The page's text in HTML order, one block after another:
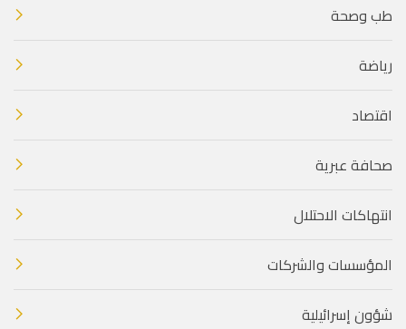
طب وصحة
رياضة
اقتصاد
صحافة عبرية
انتهاكات الاحتلال
المؤسسات والشركات
شؤون إسرائيلية